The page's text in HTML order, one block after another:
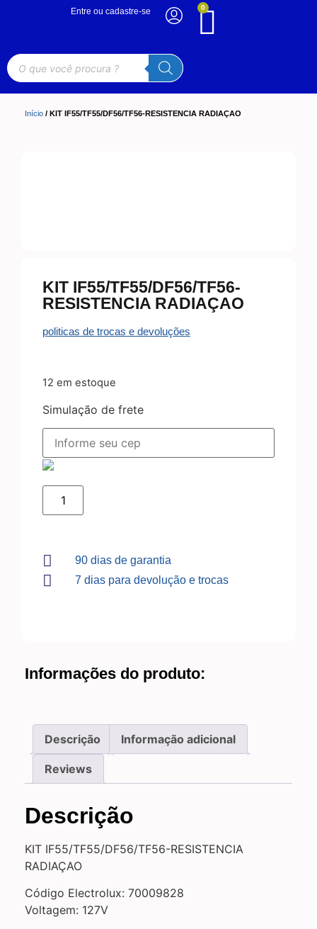
0
Entre ou cadastre-se
Início / KIT IF55/TF55/DF56/TF56-RESISTENCIA RADIAÇAO
KIT IF55/TF55/DF56/TF56-
RESISTENCIA RADIAÇAO
politicas de trocas e devoluções
12 em estoque
Simulação de frete
90 dias de garantia
7 dias para devolução e trocas
Informações do produto:
Descrição Informação adicional
Reviews
Descrição
KIT IF55/TF55/DF56/TF56-RESISTENCIA
RADIAÇAO
Código Electrolux: 70009828
Voltagem: 127V